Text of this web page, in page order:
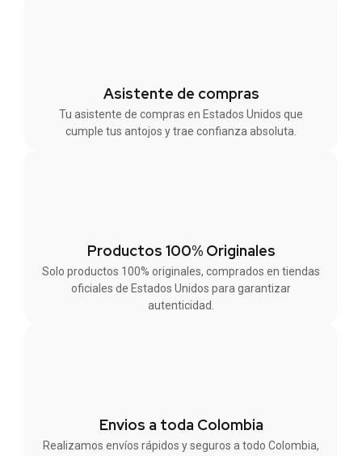
Asistente de compras
Tu asistente de compras en Estados Unidos que
cumple tus antojos y trae confianza absoluta.
Productos 100% Originales
Solo productos 100% originales, comprados en tiendas
oficiales de Estados Unidos para garantizar
autenticidad.
Envios a toda Colombia
Realizamos envíos rápidos y seguros a todo Colombia,